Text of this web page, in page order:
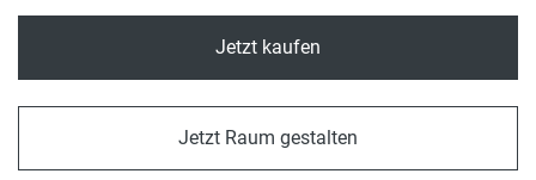
Jetzt kaufen
Jetzt Raum gestalten